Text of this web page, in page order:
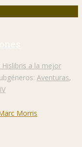
Hislibris a la mejor
Aventuras,